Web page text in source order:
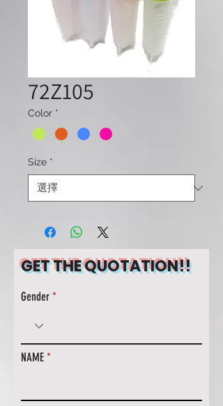
72Z105
Color *
Size *
GET THE QUOTATION!!
Gender
NAME